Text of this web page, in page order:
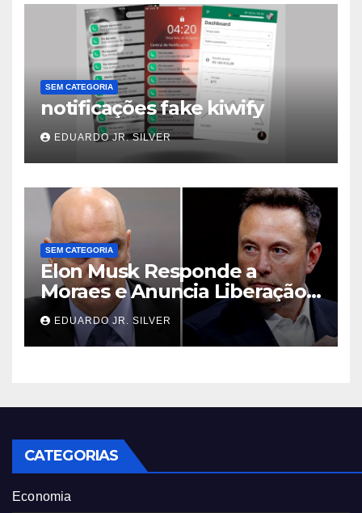
SEM CATEGORIA
notificações fake kiwify
EDUARDO JR. SILVER
SEM CATEGORIA
Elon Musk Responde a
Moraes e Anuncia Liberação
de Contas no X Bloqueadas
por Decisões Judiciais
EDUARDO JR. SILVER
CATEGORIAS
Economia